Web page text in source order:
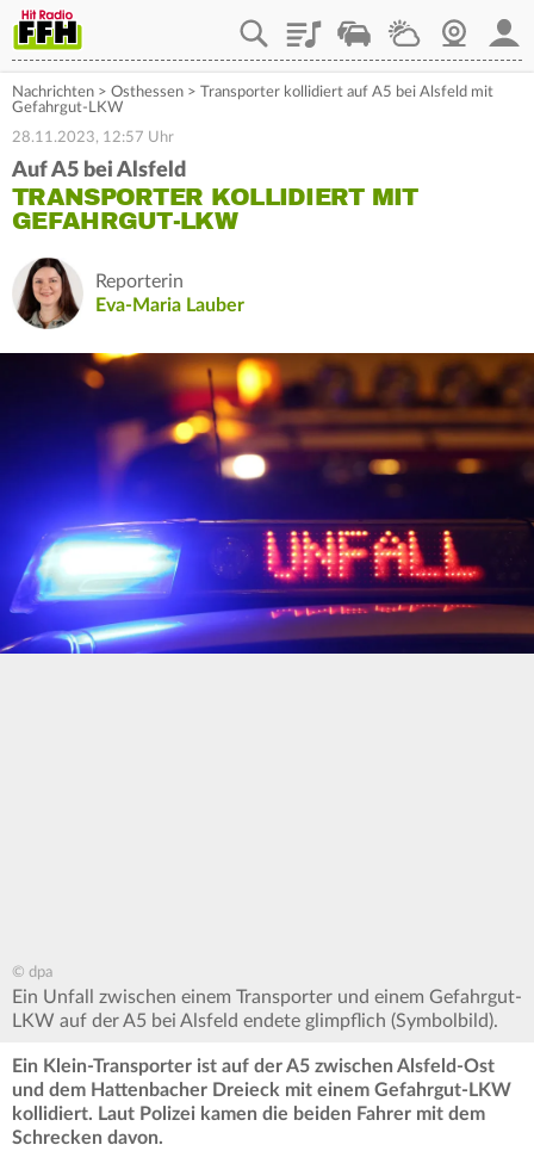
PlaylistStaupilotWetterWebcam
Nachrichten > Osthessen > Transporter kollidiert auf A5 bei Alsfeld mit
Gefahrgut-LKW
28.11.2023, 12:57 Uhr
Auf A5 bei Alsfeld
TRANSPORTER KOLLIDIERT MIT
GEFAHRGUT-LKW
Reporterin
Eva-Maria Lauber
© dpa
Ein Unfall zwischen einem Transporter und einem Gefahrgut-
LKW auf der A5 bei Alsfeld endete glimpflich (Symbolbild).
Ein Klein-Transporter ist auf der A5 zwischen Alsfeld-Ost
und dem Hattenbacher Dreieck mit einem Gefahrgut-LKW
kollidiert. Laut Polizei kamen die beiden Fahrer mit dem
Schrecken davon.